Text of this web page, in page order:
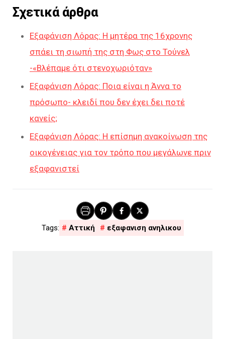
Σχετικά άρθρα
Εξαφάνιση Λόρας: Η μητέρα της 16χρονης
σπάει τη σιωπή της στη Φως στο Τούνελ
-«Βλέπαμε ότι στενοχωριόταν»
Εξαφάνιση Λόρας: Ποια είναι η Άννα το
πρόσωπο- κλειδί που δεν έχει δει ποτέ
κανείς;
Εξαφάνιση Λόρας: Η επίσημη ανακοίνωση της
οικογένειας για τον τρόπο που μεγάλωνε πριν
εξαφανιστεί
Αττική εξαφανιση ανηλικου